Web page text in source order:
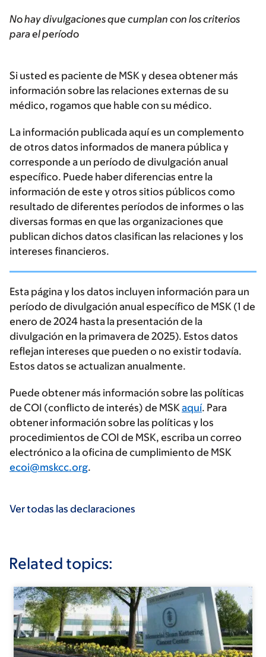
No hay divulgaciones que cumplan con los criterios
para el período
Si usted es paciente de MSK y desea obtener más
información sobre las relaciones externas de su
médico, rogamos que hable con su médico.
La información publicada aquí es un complemento
de otros datos informados de manera pública y
corresponde a un período de divulgación anual
específico. Puede haber diferencias entre la
información de este y otros sitios públicos como
resultado de diferentes períodos de informes o las
diversas formas en que las organizaciones que
publican dichos datos clasifican las relaciones y los
intereses financieros.
Esta página y los datos incluyen información para un
período de divulgación anual específico de MSK (1 de
enero de 2024 hasta la presentación de la
divulgación en la primavera de 2025). Estos datos
reflejan intereses que pueden o no existir todavía.
Estos datos se actualizan anualmente.
Puede obtener más información sobre las políticas
de COI (conflicto de interés) de MSKaquí. Para
obtener información sobre las políticas y los
procedimientos de COI de MSK, escriba un correo
electrónico a la oficina de cumplimiento de MSK
ecoi@mskcc.org.
Ver todas las declaraciones
Related topics: